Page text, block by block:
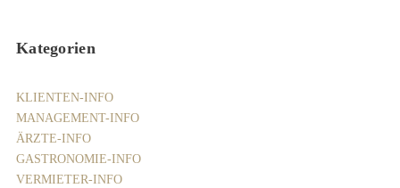
Kategorien
KLIENTEN-INFO
MANAGEMENT-INFO
ÄRZTE-INFO
GASTRONOMIE-INFO
VERMIETER-INFO